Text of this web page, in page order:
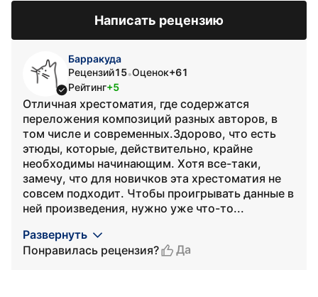
Написать рецензию
Барракуда
Рецензий15•Оценок+61
Рейтинг+5
Отличная хрестоматия, где содержатся
переложения композиций разных авторов, в
том числе и современных.Здорово, что есть
этюды, которые, действительно, крайне
необходимы начинающим. Хотя все-таки,
замечу, что для новичков эта хрестоматия не
совсем подходит. Чтобы проигрывать данные в
ней произведения, нужно уже что-то...
Развернуть
Понравилась рецензия?
Да